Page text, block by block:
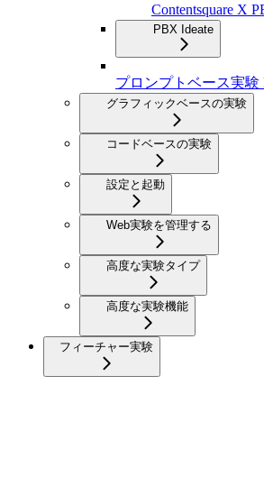
Contentsquare X
PBX Ideate
プロンプトベース実験
グラフィックベースの実験
コードベースの実験
設定と起動
Web実験を管理する
高度な実験タイプ
高度な実験機能
フィーチャー実験